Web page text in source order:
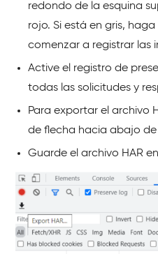
redondo de la esquina
rojo. Si está en gris,
comenzar a registrar las
Active el registro de
todas las solicitudes y
Para exportar el archivo
de flecha hacia abajo
Guarde el archivo HAR